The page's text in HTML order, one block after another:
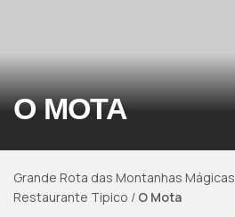
O MOTA
Grande Rota das Montanhas Mágicas
Restaurante Tipico / O Mota